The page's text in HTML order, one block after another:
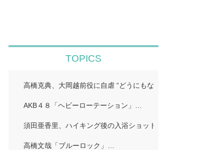
TOPICS
高橋克典、大岡越前役に自虐 “どうにもならないポイ
AKB４８「ヘビーローテーション」…
須田亜香里、ハイキング後の入浴ショット公開「ドキ
高橋文哉「ブルーロック」…